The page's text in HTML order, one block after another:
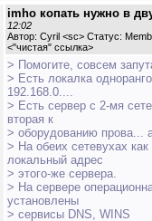
imho копать нужно в
12:02
Автор: Cyril <sc> Статус:
<"чистая" ссылка>
> Помогите, совсем
> Есть локалка
192.168.0....
> Есть сервер с 2-мя
вторая к
> оборудованию прова...
> На обеих сетевухах
локальный адрес
> этого-же сервера.
> На сервере
установлены
> сервисы DNS, WINS